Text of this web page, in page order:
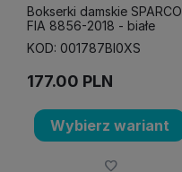
Bokserki damskie SPARCO
FIA 8856-2018 - białe
KOD: 001787BI0XS
177.00 PLN
Wybierz wariant